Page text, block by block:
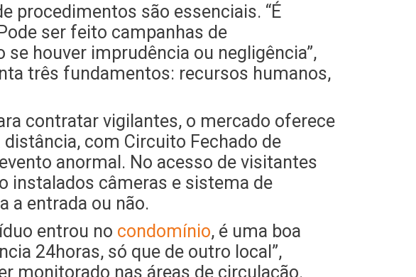
procedimentos são essenciais. “É
ser feito campanhas de
houver imprudência ou negligência”,
três fundamentos: recursos humanos,
contratar vigilantes, o mercado oferece
com Circuito Fechado de
anormal. No acesso de visitantes
instalados câmeras e sistema de
a entrada ou não.
entrou no condomínio, é uma boa
24horas, só que de outro local”,
monitorado nas áreas de circulação.